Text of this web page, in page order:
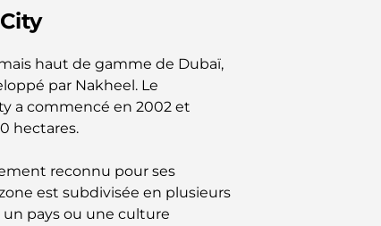
haut de gamme de Dubaï,
par Nakheel. Le
a commencé en 2002 et
hectares.
reconnu pour ses
est subdivisée en plusieurs
pays ou une culture